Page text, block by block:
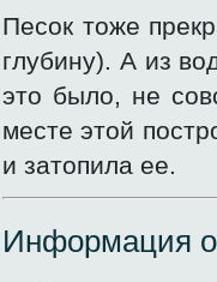
Песок тоже
глубину). А из
это было, не
месте этой
и затопила ее.
Информация